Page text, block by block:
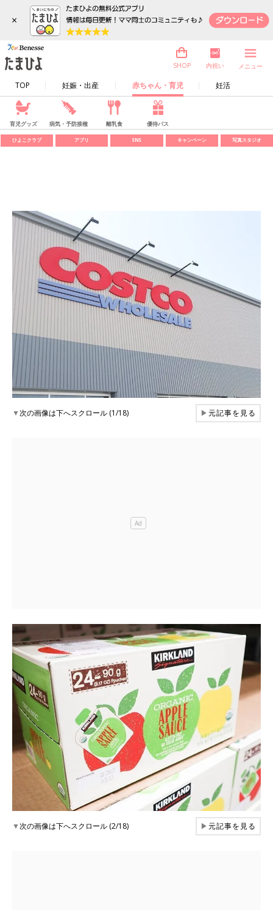
×
TOP 妊娠・出産 赤ちゃん・育児 妊活
SHOP 内祝い メニュー
育児グッズ 病気・予防接種 離乳食 優待パス
ひよこクラブ アプリ SNS キャンペーン 写真スタジオ
▼次の画像は下へスクロール (1/18) ▶元記事を見る
▼次の画像は下へスクロール (2/18) ▶元記事を見る